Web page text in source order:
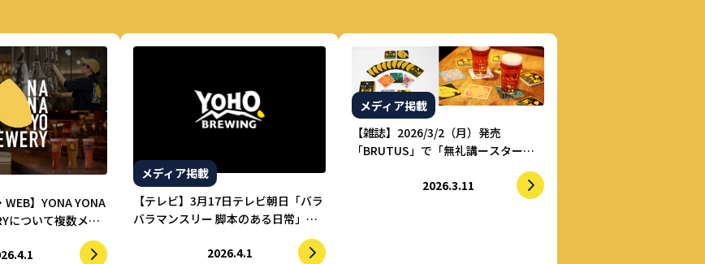
WEB】YONA YONA
について複数メデ
メディア掲載
【テレビ】3月17日テレビ朝日「バラ
バラマンスリー 脚本のある日常」に
てヤッホーブルーイングが紹介され
2026.4.1
メディア掲載
【雑誌】2026/3/2（月）発売
「BRUTUS」で「無礼講ースター」
2026.3.11